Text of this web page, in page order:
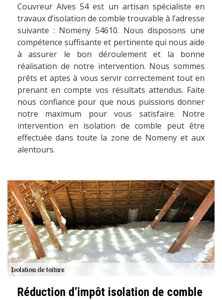
Couvreur Alves 54 est un artisan spécialiste en
travaux d’isolation de comble trouvable à l’adresse
suivante : Nomeny 54610. Nous disposons une
compétence suffisante et pertinente qui nous aide
à assurer le bon déroulement et la bonne
réalisation de notre intervention. Nous sommes
prêts et aptes à vous servir correctement tout en
prenant en compte vos résultats attendus. Faite
nous confiance pour que nous puissions donner
notre maximum pour vous satisfaire. Notre
intervention en isolation de comble peut être
effectuée dans toute la zone de Nomeny et aux
alentours.
Réduction d’impôt isolation de comble